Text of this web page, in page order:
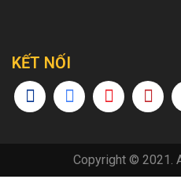
KẾT NỐI
Copyright © 2021.